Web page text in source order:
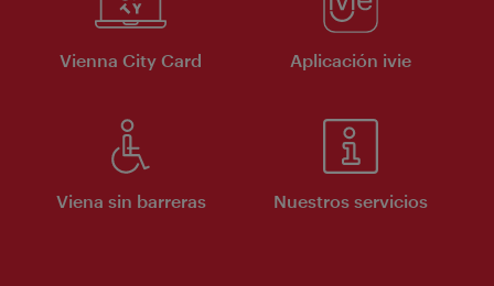
Vienna City Card Aplicación ivie
Viena sin barreras Nuestros servicios